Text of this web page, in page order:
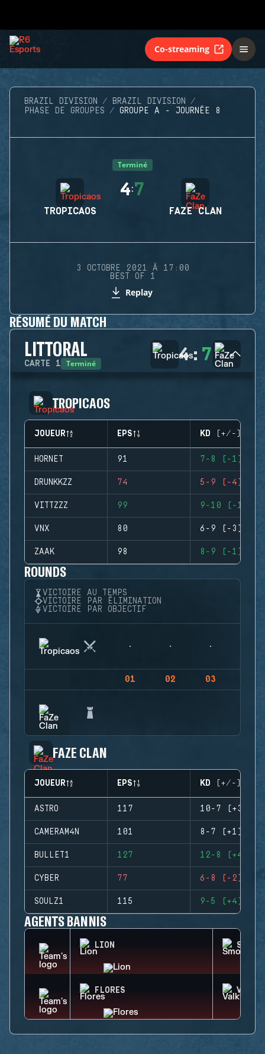
Co-streaming
BRAZIL DIVISION
BRAZIL DIVISION
PHASE DE GROUPES
GROUPE A - JOURNÉE 8
Terminé
TROPICAOS
4:7
FAZE CLAN
3 OCTOBRE 2021 À 17:00
BEST OF 1
Replay
RÉSUMÉ DU MATCH
LITTORAL
CARTE 1 Terminé 4: 7
TROPICAOS
JOUEUR EPS KD (+/-)
HORNET 91 7-8 (-1)
DRUNKKZZ 74 5-9 (-4)
VITTZZZ 99 9-10 (-1)
VNX 80 6-9 (-3)
ZAAK 98 8-9 (-1)
ROUNDS
VICTOIRE AU TEMPS
VICTOIRE PAR ÉLIMINATION
VICTOIRE PAR OBJECTIF
01 02 03
FAZE CLAN
JOUEUR EPS KD (+/-)
ASTRO 117 10-7 (+3)
CAMERAM4N 101 8-7 (+1)
BULLET1 127 12-8 (+4)
CYBER 77 6-8 (-2)
SOULZ1 115 9-5 (+4)
AGENTS BANNIS
LION SMOKE
FLORES